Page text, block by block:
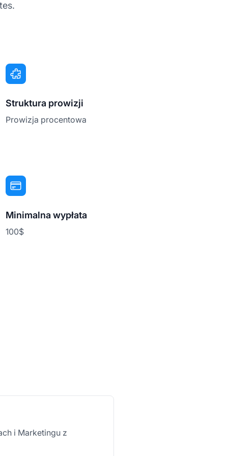
Struktura prowizji
Prowizja procentowa
Minimalna wypłata
100$
i Marketingu z